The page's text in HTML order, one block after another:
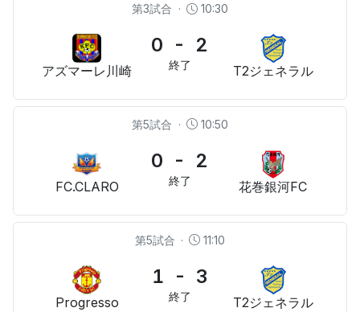
第3試合 · 10:30
アズマーレ川崎
0 - 2
終了 T2ジェネラル
第5試合 · 10:50
FC.CLARO
0 - 2
終了 花巻銀河FC
第5試合 · 11:10
Progresso
1 - 3
終了 T2ジェネラル